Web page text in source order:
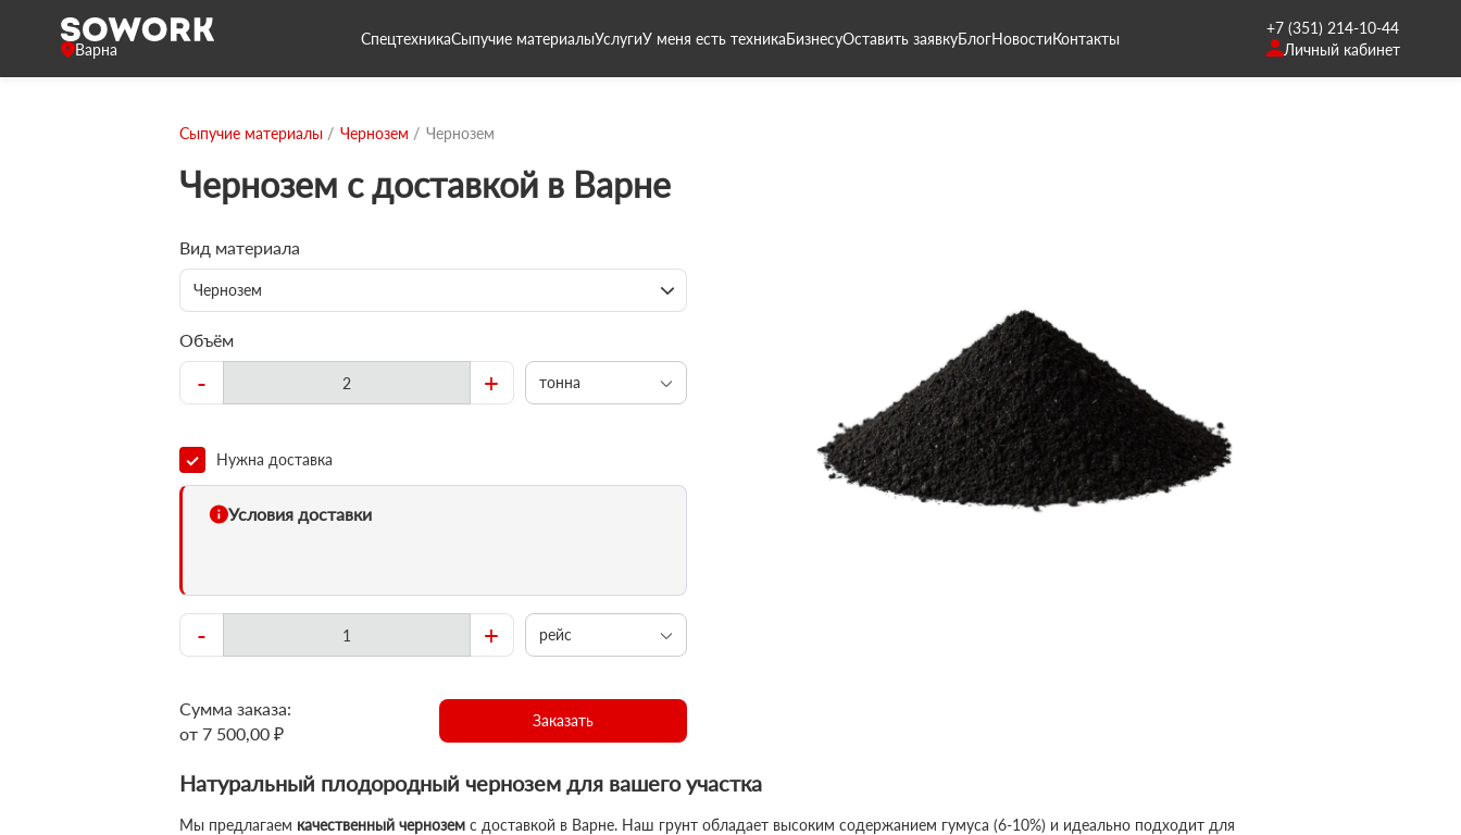
Варна
СпецтехникаСыпучие материалыУслугиУ меня есть техникаБизнесуОставить заявкуБлогНовостиКонтакты
+7 (351) 214-10-44
Личный кабинет
Сыпучие материалы Чернозем Чернозем
Чернозем с доставкой в Варне
Вид материала
Чернозем
Объём
- + тонна
Нужна доставка
Условия доставки
- + рейс
Сумма заказа:
от 7 500,00 ₽
Заказать
Натуральный плодородный чернозем для вашего участка
Мы предлагаем качественный чернозем с доставкой в Варне. Наш грунт обладает высоким содержанием гумуса (6-10%) и идеально подходит для